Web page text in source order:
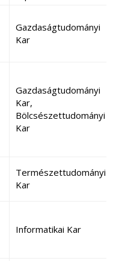
Gazdaságtudományi
Kar
Gazdaságtudományi
Kar,
Bölcsészettudományi
Kar
Természettudományi
Kar
Informatikai Kar